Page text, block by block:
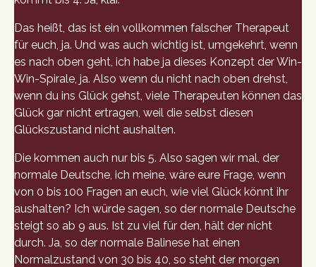
Das heißt, das ist ein vollkommen falscher Therapeut
für euch, ja. Und was auch wichtig ist, umgekehrt, wenn
es nach oben geht, ich habe ja dieses Konzept der Win-
Win-Spirale, ja. Also wenn du nicht nach oben drehst,
wenn du ins Glück gehst, viele Therapeuten können das
Glück gar nicht ertragen, weil die selbst diesen
Glückszustand nicht aushalten.
Die kommen auch nur bis 5. Also sagen wir mal, der
normale Deutsche, ich meine, wäre eure Frage, wenn
von 0 bis 100 Fragen an euch, wie viel Glück könnt ihr
aushalten? Ich würde sagen, so der normale Deutsche
steigt so ab 9 aus. Ist zu viel für den, hält der nicht
durch. Ja, so der normale Balinese hat einen
Normalzustand von 30 bis 40, so steht der morgen